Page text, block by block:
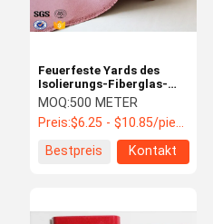
Treten Sie
Nachrichten
Feuerfeste Yards des
Isolierungs-Fiberglas-
Feuer-Decken-Silikon-
Stoff-50/Rolle
MOQ:500 METER
Preis:$6.25 - $10.85/piece
Bestpreis
Kontakt